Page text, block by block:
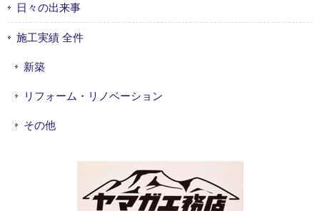
日々の出来事
施工実績 全件
新築
リフォーム・リノベーション
その他